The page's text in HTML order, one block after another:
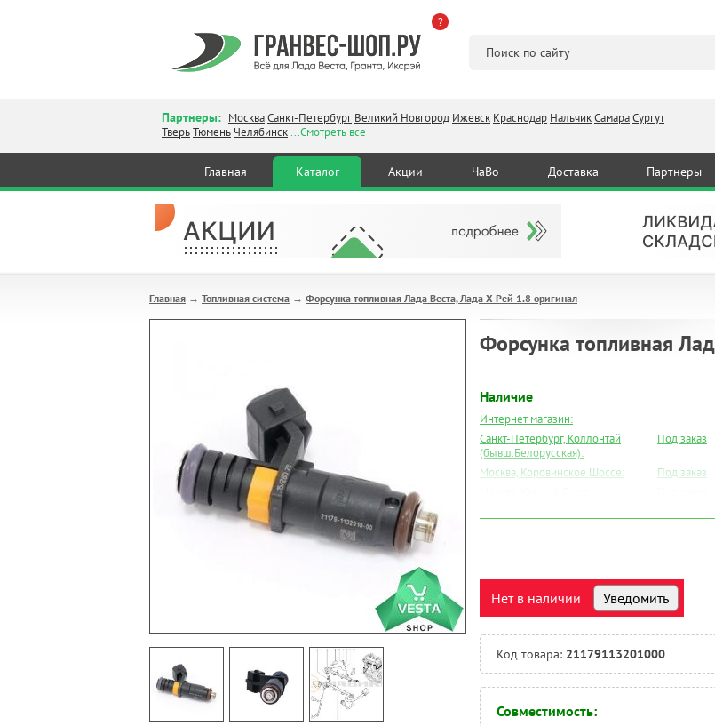
?
Партнеры: МоскваСанкт-Петербург Великий Новгород Ижевск Краснодар НальчикСамараСургут
ТверьТюмень Челябинск...Смотреть все
Главная Каталог Акции ЧаВо Доставка Партнеры
Главная → Топливная система → Форсунка топливная Лада Веста, Лада Х Рей 1.8 оригинал
Форсунка топливная
Наличие
Интернет магазин:
Санкт-Петербург, Коллонтай
(бывш.Белорусская):
Под заказ
Москва, Коровинское Шоссе:
Под заказ
Под заказ
Под заказ
Нет в наличии Уведомить
Код товара: 21179113201000
Совместимость: